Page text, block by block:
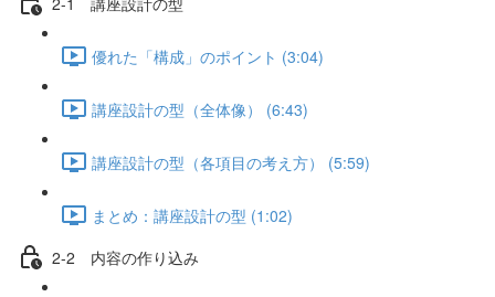
優れた「構成」のポイント (3:04)
講座設計の型（全体像） (6:43)
講座設計の型（各項目の考え方） (5:59)
まとめ：講座設計の型 (1:02)
2-2 内容の作り込み